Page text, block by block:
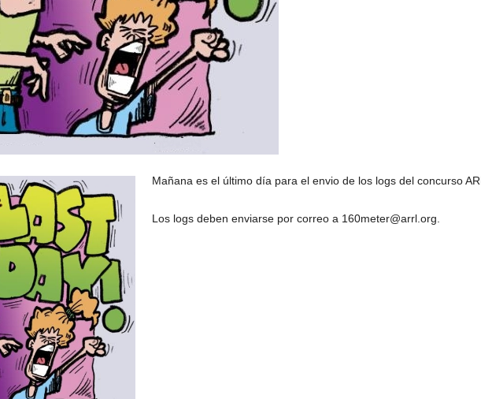
Mañana es el último día para el envio de los logs del concurso
Los logs deben enviarse por correo a 160meter@arrl.org.